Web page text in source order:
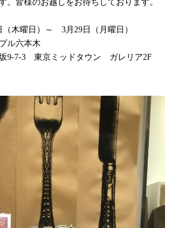
。皆様のお越しをお待ちしております。
木曜日）～ 3月29日（月曜日）
ル六本木
9-7-3 東京ミッドタウン ガレリア2F